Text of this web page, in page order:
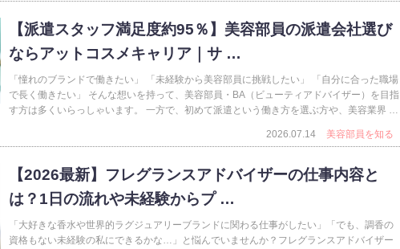
【派遣スタッフ満足度約95％】美容部員の派遣会社選び
ならアットコスメキャリア｜サ …
「憧れのブランドで働きたい」 「未経験から美容部員に挑戦したい」 「自分に合った職場
で長く働きたい」 そんな想いを持って、美容部員・BA（ビューティアドバイザー）を目指
す方は多くいらっしゃいます。 一方で、初めて派遣という働き方を選ぶ方や、美容業界 …
2026.07.14 美容部員を知る
【2026最新】フレグランスアドバイザーの仕事内容と
は？1日の流れや未経験からプ …
「大好きな香水や世界的ラグジュアリーブランドに関わる仕事がしたい」「でも、調香の
資格もない未経験の私にできるかな…」と悩んでいませんか？フレグランスアドバイザー